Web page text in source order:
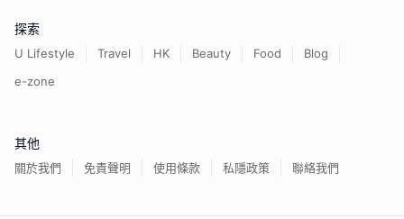
探索
U Lifestyle Travel HK Beauty Food
Blog
e-zone
其他
關於我們 免責聲明 使用條款 私隱政策 聯絡我們